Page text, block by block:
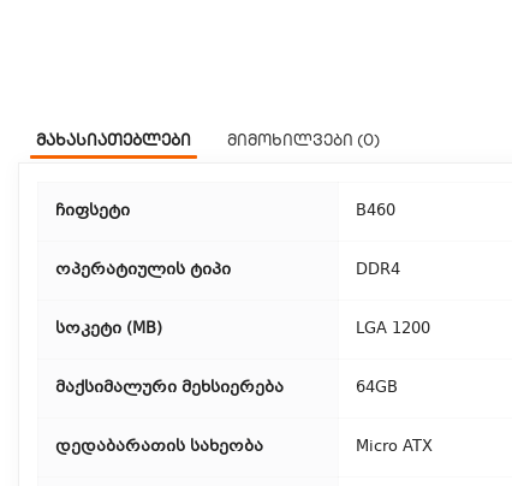
მახასიათებლები მიმოხილვები (0)
ჩიფსეტი B460
ოპერატიულის ტიპი DDR4
სოკეტი (MB) LGA 1200
მაქსიმალური მეხსიერება 64GB
დედაბარათის სახეობა Micro ATX